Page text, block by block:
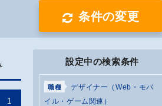
条件の変更
1
設定中の検索条件
職種
デザイナー（Web・モバ
イル・ゲーム関連）